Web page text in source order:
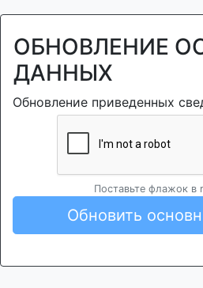
ОБНОВЛЕНИЕ
ДАННЫХ
Обновление приведенных
Поставьте флажок в
Обновить